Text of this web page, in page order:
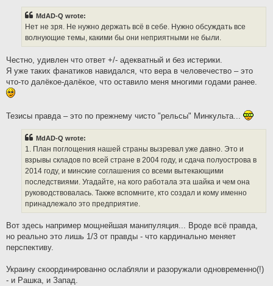
MdAD-Q wrote:
Нет не зря. Не нужно держать всё в себе. Нужно обсуждать все
волнующие темы, какими бы они неприятными не были.
Честно, удивлен что ответ +/- адекватный и без истерики.
Я уже таких фанатиков навидался, что вера в человечество – это
что-то далёкое-далёкое, что оставило меня многими годами ранее.
Тезисы правда – это по прежнему чисто "рельсы" Минкульта...
MdAD-Q wrote:
1. План поглощения нашей страны вызревал уже давно. Это и
взрывы складов по всей стране в 2004 году, и сдача полуострова в
2014 году, и минские соглашения со всеми вытекающими
последствиями. Угадайте, на кого работала эта шайка и чем она
руководствовалась. Также вспомните, кто создал и кому именно
принадлежало это предприятие.
Вот здесь например мощнейшая манипуляция... Вроде всё правда,
но реально это лишь 1/3 от правды - что кардинально меняет
перспективу.
Украину скоординированно ослабляли и разоружали одновременно(!)
- и Рашка, и Запад.